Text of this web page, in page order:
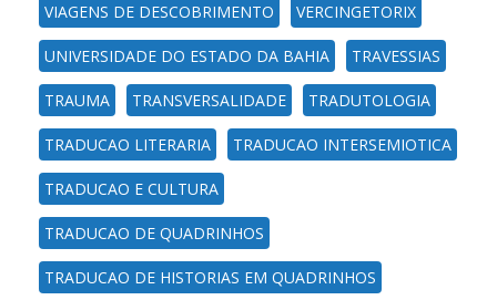
VIAGENS DE DESCOBRIMENTO VERCINGETORIX
UNIVERSIDADE DO ESTADO DA BAHIA TRAVESSIAS
TRAUMA TRANSVERSALIDADE TRADUTOLOGIA
TRADUCAO LITERARIA TRADUCAO INTERSEMIOTICA
TRADUCAO E CULTURA
TRADUCAO DE QUADRINHOS
TRADUCAO DE HISTORIAS EM QUADRINHOS